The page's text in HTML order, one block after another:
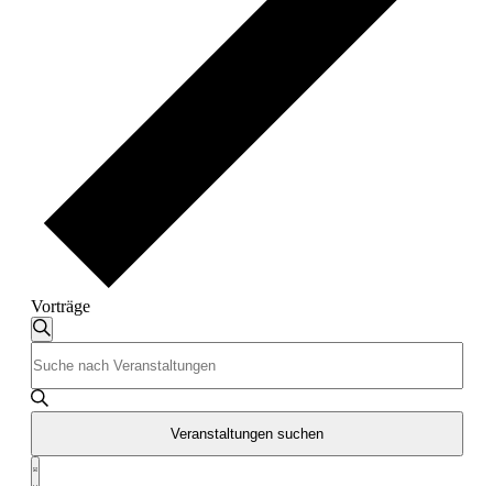
Vorträge
Veranstaltungen
Veranstaltungen
Suche
und
Ansichten,
Navigation
Suche
Schlüsselwort
eingeben.
Suche
Veranstaltungen
Schlüsselwort.
Veranstaltungen suchen
Veranstaltung
Liste